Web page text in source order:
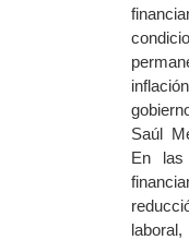
Saúl
En las